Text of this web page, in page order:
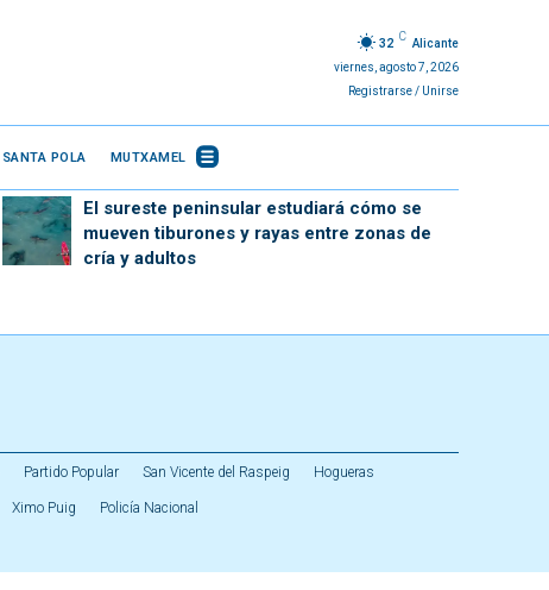
32
C
Alicante
viernes, agosto 7, 2026
Registrarse / Unirse
SANTA POLA MUTXAMEL
El sureste peninsular estudiará cómo se
mueven tiburones y rayas entre zonas de
cría y adultos
Partido Popular San Vicente del Raspeig Hogueras
Ximo Puig Policía Nacional